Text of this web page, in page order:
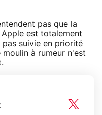
pas que la
est totalement
pas suivie en priorité
à rumeur n'est